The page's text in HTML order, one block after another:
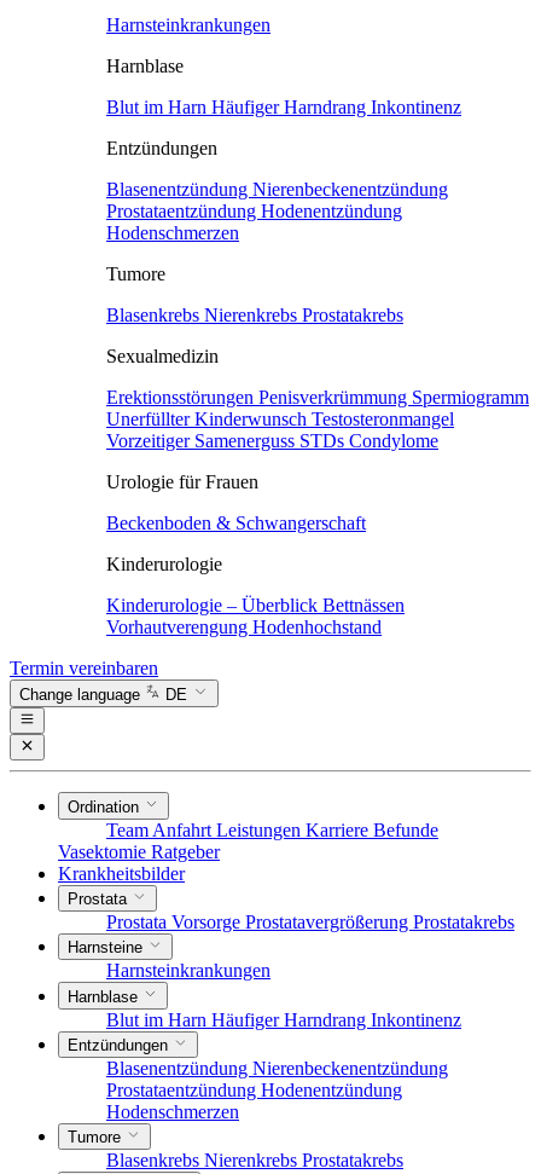
Harnsteinkrankungen
Harnblase
Blut im Harn Häufiger Harndrang Inkontinenz
Entzündungen
Blasenentzündung Nierenbeckenentzündung
Prostataentzündung Hodenentzündung
Hodenschmerzen
Tumore
Blasenkrebs Nierenkrebs Prostatakrebs
Sexualmedizin
Erektionsstörungen Penisverkrümmung Spermiogramm
Unerfüllter Kinderwunsch Testosteronmangel
Vorzeitiger Samenerguss STDs Condylome
Urologie für Frauen
Beckenboden & Schwangerschaft
Kinderurologie
Kinderurologie – Überblick Bettnässen
Vorhautverengung Hodenhochstand
Termin vereinbaren
Change language DE
Ordination
Team Anfahrt Leistungen Karriere Befunde
Vasektomie Ratgeber
Krankheitsbilder
Prostata
Prostata Vorsorge Prostatavergrößerung Prostatakrebs
Harnsteine
Harnsteinkrankungen
Harnblase
Blut im Harn Häufiger Harndrang Inkontinenz
Entzündungen
Blasenentzündung Nierenbeckenentzündung
Prostataentzündung Hodenentzündung
Hodenschmerzen
Tumore
Blasenkrebs Nierenkrebs Prostatakrebs